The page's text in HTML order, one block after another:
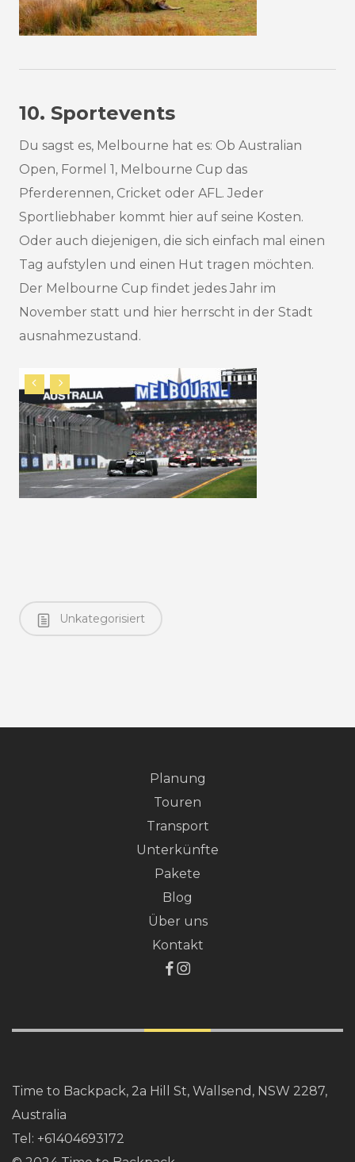
10. Sportevents
Du sagst es, Melbourne hat es: Ob Australian
Open, Formel 1, Melbourne Cup das
Pferderennen, Cricket oder AFL. Jeder
Sportliebhaber kommt hier auf seine Kosten.
Oder auch diejenigen, die sich einfach mal einen
Tag aufstylen und einen Hut tragen möchten.
Der Melbourne Cup findet jedes Jahr im
November statt und hier herrscht in der Stadt
ausnahmezustand.
Unkategorisiert
Planung
Touren
Transport
Unterkünfte
Pakete
Blog
Über uns
Kontakt
Time to Backpack, 2a Hill St, Wallsend, NSW 2287,
Australia
Tel: +61404693172